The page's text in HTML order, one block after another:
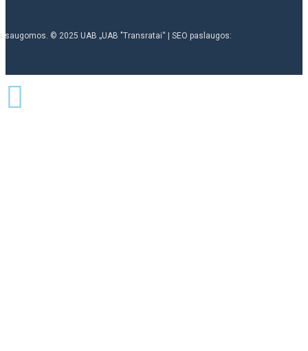
saugomos. © 2025 UAB „UAB "Transratai“ | SEO paslaugos: